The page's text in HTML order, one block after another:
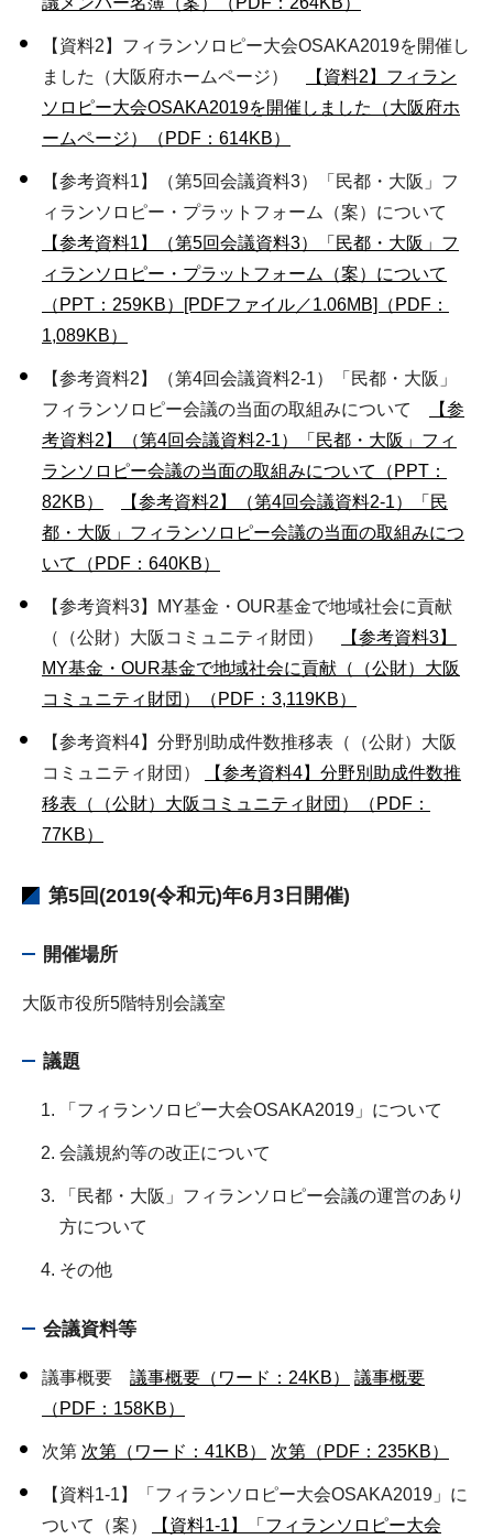
【資料2】フィランソロピー大会OSAKA2019を開催し
ました（大阪府ホームページ）
【資料2】フィラン
ソロピー大会OSAKA2019を開催しました（大阪府ホ
ームページ）（PDF：614KB）
【参考資料1】（第5回会議資料3）「民都・大阪」フ
ィランソロピー・プラットフォーム（案）について
【参考資料1】（第5回会議資料3）「民都・大阪」フ
ィランソロピー・プラットフォーム（案）について
（PPT：259KB）
[PDFファイル／1.06MB]（PDF：
1,089KB）
【参考資料2】（第4回会議資料2-1）「民都・大阪」
フィランソロピー会議の当面の取組みについて
【参
考資料2】（第4回会議資料2-1）「民都・大阪」フィ
ランソロピー会議の当面の取組みについて（PPT：
82KB）
【参考資料2】（第4回会議資料2-1）「民
都・大阪」フィランソロピー会議の当面の取組みにつ
いて（PDF：640KB）
【参考資料3】MY基金・OUR基金で地域社会に貢献
（（公財）大阪コミュニティ財団）
【参考資料3】
MY基金・OUR基金で地域社会に貢献（（公財）大阪
コミュニティ財団）（PDF：3,119KB）
【参考資料4】分野別助成件数推移表（（公財）大阪
コミュニティ財団）
【参考資料4】分野別助成件数推
移表（（公財）大阪コミュニティ財団）（PDF：
77KB）
第5回(2019(令和元)年6月3日開催)
開催場所
大阪市役所5階特別会議室
議題
「フィランソロピー大会OSAKA2019」について
会議規約等の改正について
「民都・大阪」フィランソロピー会議の運営のあり
方について
その他
会議資料等
議事概要 議事概要（ワード：24KB）
議事概要
（PDF：158KB）
次第 次第（ワード：41KB） 次第（PDF：235KB）
【資料1-1】「フィランソロピー大会OSAKA2019」に
ついて（案）
【資料1-1】「フィランソロピー大会